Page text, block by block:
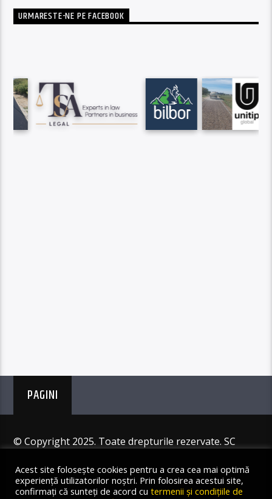
URMARESTE-NE PE FACEBOOK
PAGINI
© Copyright 2025. Toate drepturile rezervate. SC
Acest site folosește cookies pentru a crea cea mai optimă
experiență utilizatorilor noștri. Prin folosirea acestui site,
confirmați că sunteți de acord cu termenii și condițiile de